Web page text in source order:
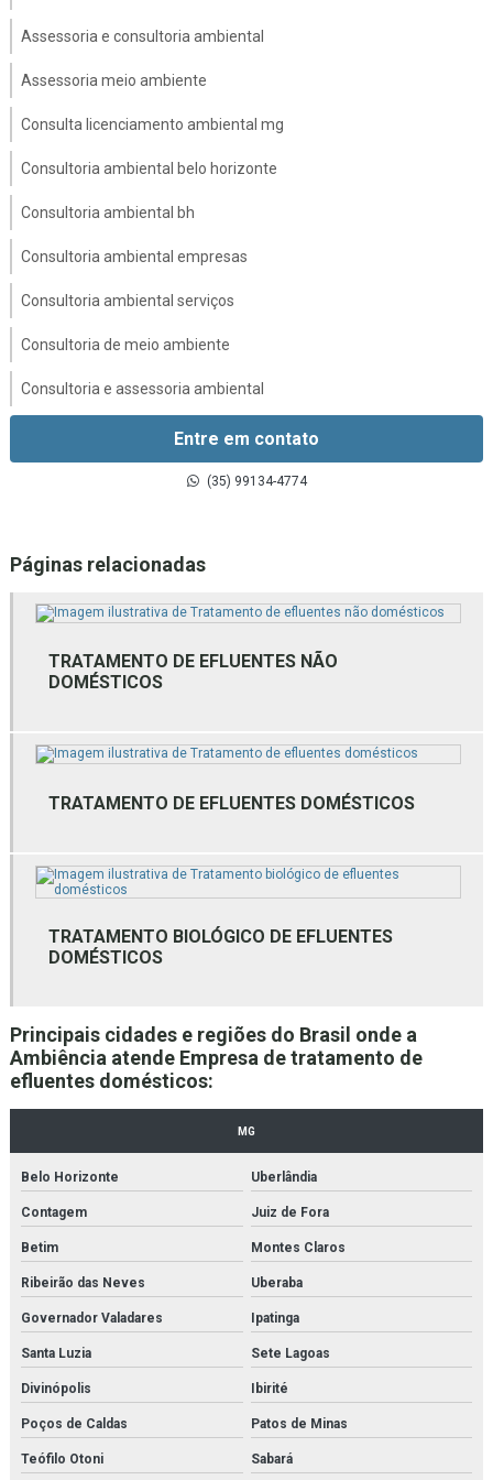
Assessoria e consultoria ambiental
Assessoria meio ambiente
Consulta licenciamento ambiental mg
Consultoria ambiental belo horizonte
Consultoria ambiental bh
Consultoria ambiental empresas
Consultoria ambiental serviços
Consultoria de meio ambiente
Consultoria e assessoria ambiental
Consultoria e licenciamento ambiental
Consultoria em gestão ambiental
Consultoria inventário florestal
Consultoria técnica ambiental
Empresa de assessoria ambiental
Empresa de estudos ambientais mg
Empresa de gestão de resíduos bh
Empresa de gestão de resíduos sólidos
Empresa de laudo ambiental mg
Empresa de licenciamento ambiental bh
Empresas de consultoria ambiental
Empresas de consultoria meio ambiente
Empresas de licenciamento ambiental
Empresas que trabalham com gestão ambiental
Empresas sistema de gestão ambiental
Estudos ambientais
Entre em contato
(35) 99134-4774
Páginas relacionadas
TRATAMENTO DE EFLUENTES NÃO
DOMÉSTICOS
TRATAMENTO DE EFLUENTES DOMÉSTICOS
TRATAMENTO BIOLÓGICO DE EFLUENTES
DOMÉSTICOS
Principais cidades e regiões do Brasil onde a
Ambiência atende Empresa de tratamento de
efluentes domésticos:
MG
Belo Horizonte Uberlândia
Contagem Juiz de Fora
Betim Montes Claros
Ribeirão das Neves Uberaba
Governador Valadares Ipatinga
Santa Luzia Sete Lagoas
Divinópolis Ibirité
Poços de Caldas Patos de Minas
Teófilo Otoni Sabará